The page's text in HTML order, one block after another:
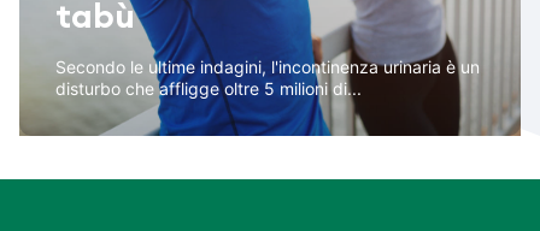
tabù
Secondo le ultime indagini, l'incontinenza urinaria è un
disturbo che affligge oltre 5 milioni di...